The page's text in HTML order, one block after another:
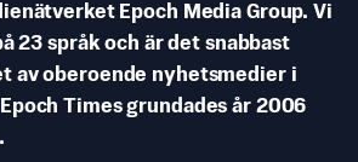
Epoch Media Group. Vi
23 språk och är det snabbast
av oberoende nyhetsmedier i
Times grundades år 2006